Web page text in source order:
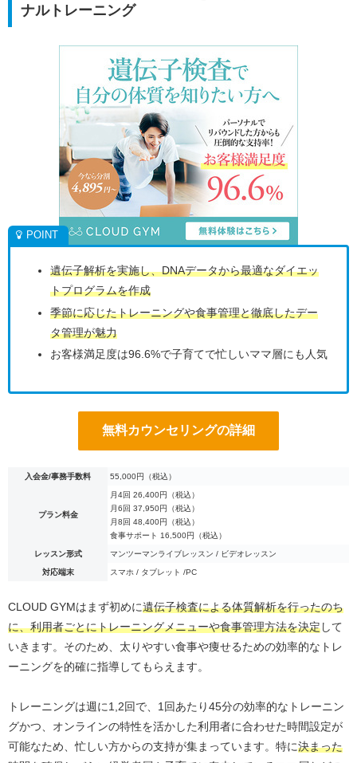
ナルトレーニング
遺伝子解析を実施し、DNAデータから最適なダイエッ
トプログラムを作成
季節に応じたトレーニングや食事管理と徹底したデー
タ管理が魅力
お客様満足度は96.6%で子育てで忙しいママ層にも人気
無料カウンセリングの詳細
入会金/事務手数料 55,000円（税込）
プラン料金
月4回 26,400円（税込）
月6回 37,950円（税込）
月8回 48,400円（税込）
食事サポート 16,500円（税込）
レッスン形式 マンツーマンライブレッスン / ビデオレッスン
対応端末 スマホ / タブレット /PC
CLOUD GYMはまず初めに遺伝子検査による体質解析を行ったのち
に、利用者ごとにトレーニングメニューや食事管理方法を決定して
いきます。そのため、太りやすい食事や痩せるための効率的なトレ
ーニングを的確に指導してもらえます。
トレーニングは週に1,2回で、1回あたり45分の効率的なトレーニン
グかつ、オンラインの特性を活かした利用者に合わせた時間設定が
可能なため、忙しい方からの支持が集まっています。特に決まった